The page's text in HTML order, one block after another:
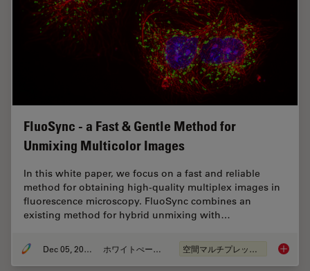
FluoSync - a Fast & Gentle Method for
Unmixing Multicolor Images
In this white paper, we focus on a fast and reliable
method for obtaining high-quality multiplex images in
fluorescence microscopy. FluoSync combines an
existing method for hybrid unmixing with…
Dec 05, 2022 ホワイトぺーパー 空間マルチプレックス